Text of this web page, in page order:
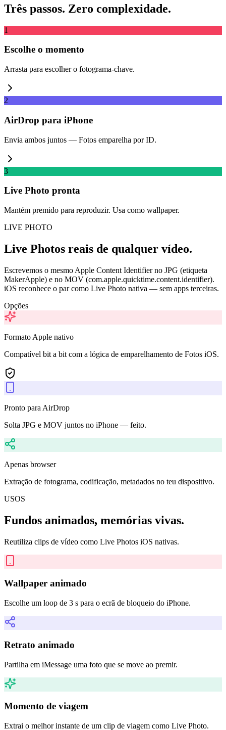
Três passos. Zero complexidade.
1
Escolhe o momento
Arrasta para escolher o fotograma-chave.
2
AirDrop para iPhone
Envia ambos juntos — Fotos emparelha por ID.
3
Live Photo pronta
Mantém premido para reproduzir. Usa como wallpaper.
LIVE PHOTO
Live Photos reais de qualquer vídeo.
Escrevemos o mesmo Apple Content Identifier no JPG (etiqueta
MakerApple) e no MOV (com.apple.quicktime.content.identifier).
iOS reconhece o par como Live Photo nativa — sem apps terceiras.
Opções
Formato Apple nativo
Compatível bit a bit com a lógica de emparelhamento de Fotos iOS.
Pronto para AirDrop
Solta JPG e MOV juntos no iPhone — feito.
Apenas browser
Extração de fotograma, codificação, metadados no teu dispositivo.
USOS
Fundos animados, memórias vivas.
Reutiliza clips de vídeo como Live Photos iOS nativas.
Wallpaper animado
Escolhe um loop de 3 s para o ecrã de bloqueio do iPhone.
Retrato animado
Partilha em iMessage uma foto que se move ao premir.
Momento de viagem
Extrai o melhor instante de um clip de viagem como Live Photo.